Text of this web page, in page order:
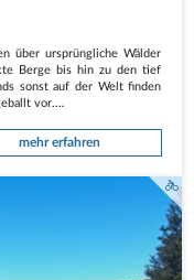
über ursprüngliche Wälder
Berge bis hin zu den tief
sonst auf der Welt finden
vor.
mehr erfahren